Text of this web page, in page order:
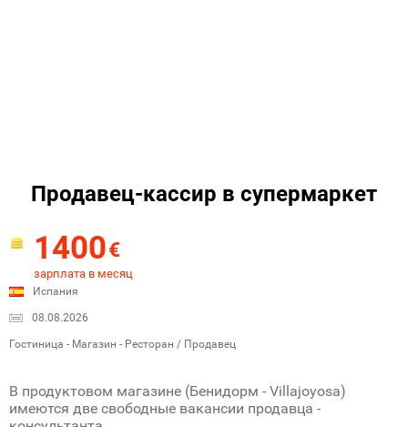
Продавец-кассир в супермаркет
1400€
зарплата в месяц
Испания
08.08.2026
Гостиница - Магазин - Ресторан / Продавец
В продуктовом магазине (Бенидорм - Villajoyosa)
имеются две свободные вакансии продавца -